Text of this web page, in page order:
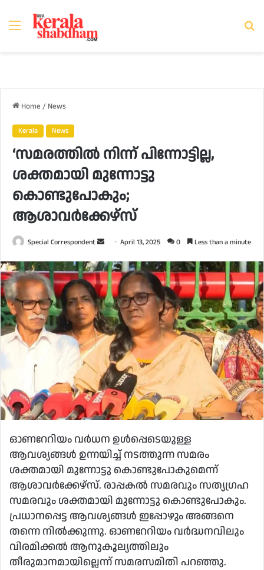
Menu
Home / News
Kerala News
‘സമരത്തിൽ നിന്ന് പിന്നോട്ടില്ല,
ശക്തമായി മുന്നോട്ടു
കൊണ്ടുപോകും;
ആശാവർക്കേഴ്സ്
Special Correspondent
Send
email
April 13, 2025 0 Less than a minute
ഓണറേറിയം വർധന ഉൾപ്പെടെയുള്ള
ആവശ്യങ്ങൾ ഉന്നയിച്ച് നടത്തുന്ന സമരം
ശക്തമായി മുന്നോട്ടു കൊണ്ടുപോകുമെന്ന്
ആശാവർക്കേഴ്സ്. രാപ്പകൽ സമരവും സത്യഗ്രഹ
സമരവും ശക്തമായി മുന്നോട്ടു കൊണ്ടുപോകും.
പ്രധാനപ്പെട്ട ആവശ്യങ്ങൾ ഇപ്പോഴും അങ്ങനെ
തന്നെ നിൽക്കുന്നു. ഓണറേറിയം വർദ്ധനവിലും
വിരമിക്കൽ ആനുകൂല്യത്തിലും
തീരുമാനമായില്ലെന്ന് സമരസമിതി പറഞ്ഞു.